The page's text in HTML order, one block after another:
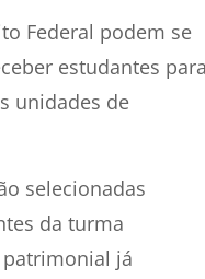
Federal podem se
estudantes
unidades de
selecionadas
da turma
patrimonial já